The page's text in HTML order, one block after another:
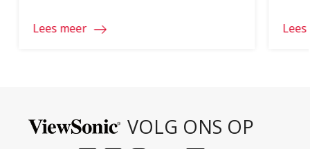
Lees meer
VOLG ONS OP